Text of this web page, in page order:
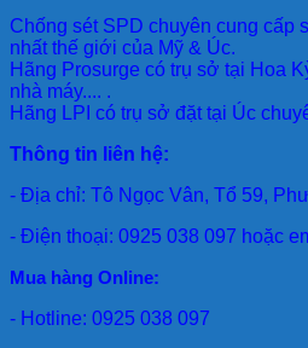
Chống sét SPD chuyên cung cấp
nhất thế giới của Mỹ & Úc.
Hãng Prosurge có trụ sở tại Hoa
nhà máy.... .
Hãng LPI có trụ sở đặt tại Úc
Thông tin liên hệ:
- Địa chỉ: Tô Ngọc Vân, Tổ 59,
- Điện thoại: 0925 038 097 hoặc
Mua hàng Online:
- Hotline: 0925 038 097